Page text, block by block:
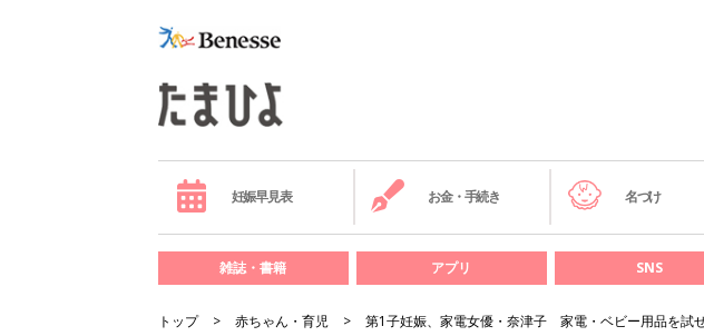
妊娠早見表 お金・手続き 名づけ
雑誌・書籍 アプリ SNS
トップ 赤ちゃん・育児 第1子妊娠、家電女優・奈津子 家電・ベビー用品を試